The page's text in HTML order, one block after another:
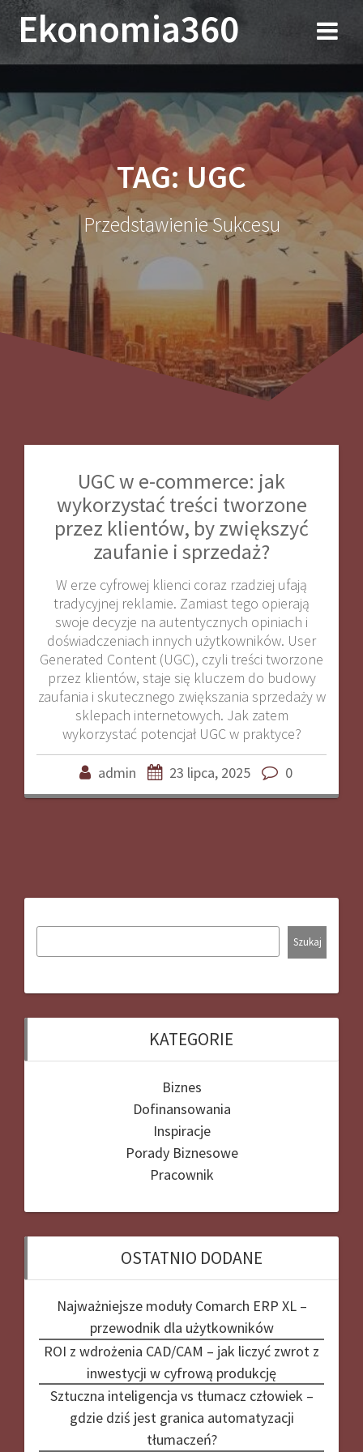
do
treści
Ekonomia360
TAG:UGC
Przedstawienie Sukcesu
UGC w e-commerce: jak
wykorzystać treści tworzone
przez klientów, by zwiększyć
zaufanie i sprzedaż?
W erze cyfrowej klienci coraz rzadziej ufają
tradycyjnej reklamie. Zamiast tego opierają
swoje decyzje na autentycznych opiniach i
doświadczeniach innych użytkowników. User
Generated Content (UGC), czyli treści tworzone
przez klientów, staje się kluczem do budowy
zaufania i skutecznego zwiększania sprzedaży w
sklepach internetowych. Jak zatem
wykorzystać potencjał UGC w praktyce?
admin 23 lipca, 2025 0
Szukaj
KATEGORIE
Biznes
Dofinansowania
Inspiracje
Porady Biznesowe
Pracownik
OSTATNIO DODANE
Najważniejsze moduły Comarch ERP XL –
przewodnik dla użytkowników
ROI z wdrożenia CAD/CAM – jak liczyć zwrot z
inwestycji w cyfrową produkcję
Sztuczna inteligencja vs tłumacz człowiek –
gdzie dziś jest granica automatyzacji
tłumaczeń?